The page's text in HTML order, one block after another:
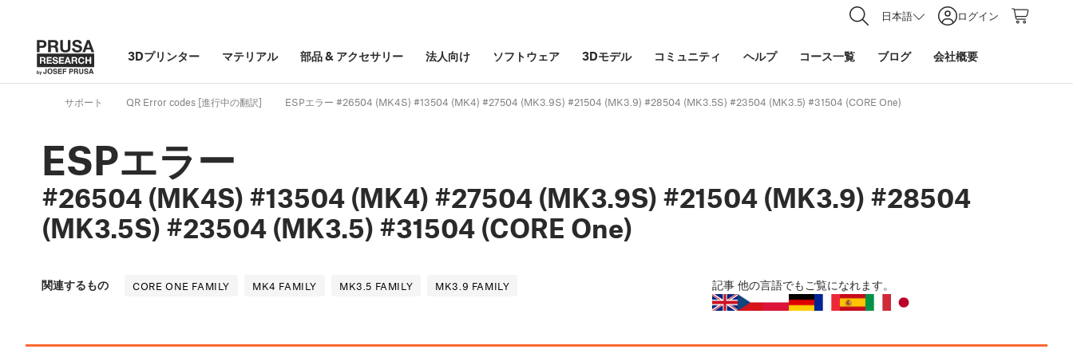
日本語 ログイン
3Dプリンター マテリアル 部品& アクセサリー 法人向け ソフトウェア 3Dモデル コミュニティ ヘルプ コース一覧 ブログ 会社概要
サポート QR Error codes [進行中の翻訳] ESPエラー #26504 (MK4S) #13504 (MK4) #27504 (MK3.9S) #21504 (MK3.9) #28504 (MK3.5S) #23504 (MK3.5) #31504 (CORE One)
ESPエラー
#26504 (MK4S) #13504 (MK4) #27504 (MK3.9S) #21504 (MK3.9) #28504
(MK3.5S) #23504 (MK3.5) #31504 (CORE One)
関連するもの CORE ONE FAMILY MK4 FAMILY MK3.5 FAMILY MK3.9 FAMILY 記事 他の言語でもご覧になれます。